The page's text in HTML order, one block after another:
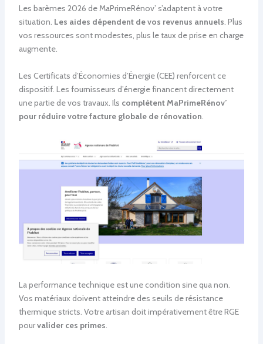
Les barèmes 2026 de MaPrimeRénov’ s’adaptent à votre
situation. Les aides dépendent de vos revenus annuels. Plus
vos ressources sont modestes, plus le taux de prise en charge
augmente.
Les Certificats d’Économies d’Énergie (CEE) renforcent ce
dispositif. Les fournisseurs d’énergie financent directement
une partie de vos travaux. Ils complètent MaPrimeRénov’
pour réduire votre facture globale de rénovation.
La performance technique est une condition sine qua non.
Vos matériaux doivent atteindre des seuils de résistance
thermique stricts. Votre artisan doit impérativement être RGE
pourvalider ces primes.